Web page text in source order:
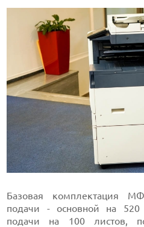
Базовая комплектация
подачи - основной на
подачи на 100 листов,